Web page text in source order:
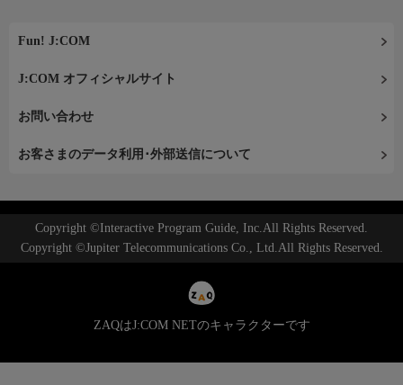
Fun! J:COM
J:COM オフィシャルサイト
お問い合わせ
お客さまのデータ利用･外部送信について
Copyright ©Interactive Program Guide, Inc.All Rights Reserved.
Copyright ©Jupiter Telecommunications Co., Ltd.All Rights Reserved.
ZAQはJ:COM NETのキャラクターです